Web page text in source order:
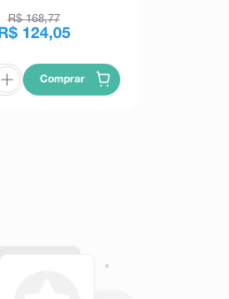
R$ 168,77
R$ 124,05
Comprar